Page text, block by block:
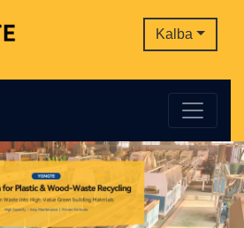
Kalba